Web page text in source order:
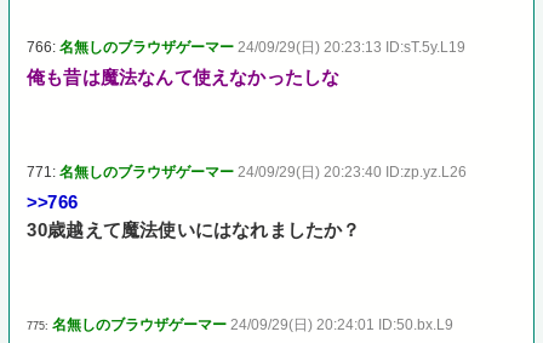
766:名無しのブラウザゲーマー 24/09/29(日) 20:23:13 ID:sT.5y.L19
俺も昔は魔法なんて使えなかったしな
771:名無しのブラウザゲーマー 24/09/29(日) 20:23:40 ID:zp.yz.L26
>>766
30歳越えて魔法使いにはなれましたか？
775:名無しのブラウザゲーマー 24/09/29(日) 20:24:01 ID:50.bx.L9